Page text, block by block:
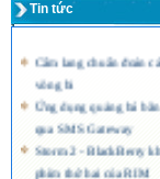
Tin tức
Cẩm lang chuẩn đoán
vòng bi
Ứng dụng quảng bá
qua SMS Gateway
Storm 2 - BlackBerry
phím thứ hai của RIM